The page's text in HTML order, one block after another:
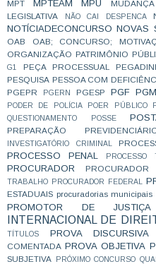
MPT
MPTEAM MPU
LEGISLATIVA
NÃO CAI DESPENCA
NOTÍCIADECONCURSO NOVAS
OAB OAB; CONCURSO;
ORGANIZAÇÃO PATRIMÔNIO
G1
PEÇA PROCESSUAL
PESQUISA PESSOA COM
PGEPR PGERN PGESP PGF PGM
PODER DE POLÍCIA POER PÚBLICO
QUESTIONAMENTO
POSSE
PREPARAÇÃO
INVESTIGATÓRIO CRIMINAL
PROCESSO PENAL
PROCESSO
PROCURADOR
TRABALHO
PROCURADOR FEDERAL
ESTADUAIS procuradorias municipais
PROMOTOR DE JUSTIÇA
INTERNACIONAL DE
TÍTULOS
PROVA DISCURSIVA
COMENTADA PROVA OBJETIVA
SUBJETIVA
PRÓXIMO CONCURSO